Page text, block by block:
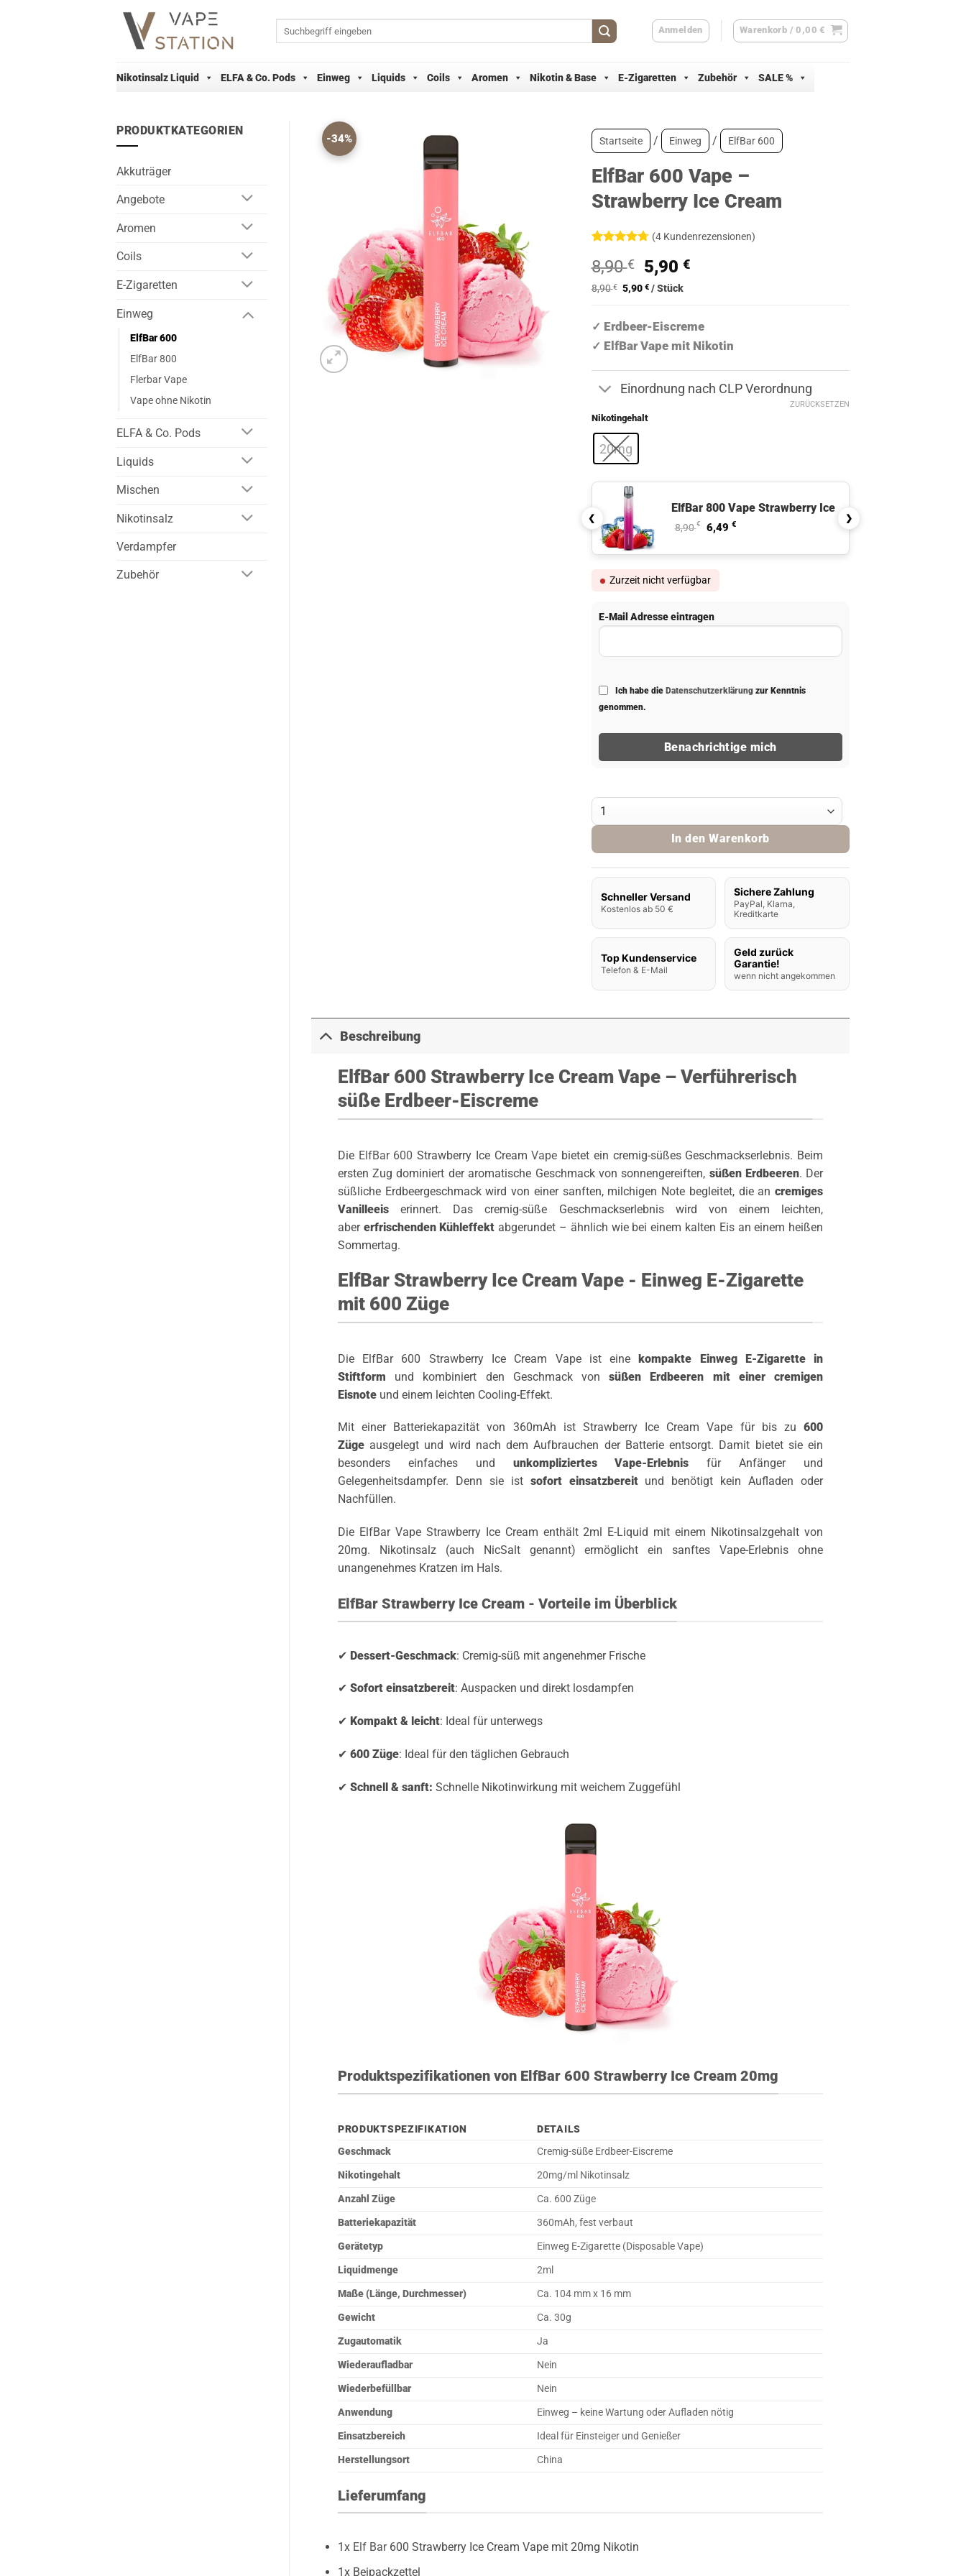
Anmelden Warenkorb /0,00€
Nikotinsalz Liquid ELFA & Co. Pods Einweg Liquids Coils Aromen Nikotin & Base E-Zigaretten Zubehör SALE %
PRODUKTKATEGORIEN
Akkuträger
Angebote
Aromen
Coils
E-Zigaretten
Einweg
ElfBar 600
ElfBar 800
Flerbar Vape
Vape ohne Nikotin
ELFA & Co. Pods
Liquids
Mischen
Nikotinsalz
Verdampfer
Zubehör
-34% Startseite / Einweg / ElfBar 600
ElfBar 600 Vape –
Strawberry Ice Cream
mit4.75
von 5,
basierend
(4 Kundenrezensionen)
8,90€
Ursprünglicher
Preis
8,90 €
5,90 €Aktueller
8,90€ 5,90 €/Stück
✓ Erdbeer-Eiscreme
✓ ElfBar Vape mit Nikotin
Einordnung nach CLP Verordnung
Nikotingehalt
20mg
ZURÜCKSETZEN
ElfBar 800 Vape Strawberry Ice
8,90€ Ursprünglicher Preis war: 8,90 €
6,49 €Aktueller Preis ist: 6,49 €.
❮ ❯
Zurzeit nicht verfügbar
E-Mail Adresse eintragen
Ich habe die Datenschutzerklärungzur Kenntnis
genommen.
Benachrichtige mich
ElfBar 600 Vape - Strawberry Ice Cream Menge
In den Warenkorb
Schneller Versand
Kostenlos ab 50 €
Sichere Zahlung
PayPal, Klarna,
Kreditkarte
Top Kundenservice
Telefon & E-Mail
Geld zurück
Garantie!
wenn nicht angekommen
Beschreibung
ElfBar 600 Strawberry Ice Cream Vape – Verführerisch
süße Erdbeer-Eiscreme
Die ElfBar 600 Strawberry Ice CreamVape bietet ein cremig-süßes Geschmackserlebnis. Beim
ersten Zug dominiert der aromatische Geschmack von sonnengereiften, süßen Erdbeeren. Der
süßliche Erdbeergeschmack wird von einer sanften, milchigen Note begleitet, die ancremiges
Vanilleeiserinnert. Das cremig-süße Geschmackserlebnis wird von einem leichten,
aber erfrischenden Kühleffekt abgerundet – ähnlich wie bei einem kalten Eis an einem heißen
Sommertag.
ElfBar Strawberry Ice Cream Vape - Einweg E-Zigarette
mit 600 Züge
Die ElfBar 600 Strawberry Ice Cream Vape ist einekompakte Einweg E-Zigarette in
Stiftform und kombiniert den Geschmack vonsüßen Erdbeeren mit einer cremigen
Eisnoteund einem leichten Cooling-Effekt.
Mit einer Batteriekapazität von 360mAh ist Strawberry Ice Cream Vape für bis zu600
Zügeausgelegt und wird nach dem Aufbrauchen der Batterie entsorgt. Damit bietet sie ein
besonders einfaches und unkompliziertes Vape-Erlebnis für Anfänger und
Gelegenheitsdampfer. Denn sie ist sofort einsatzbereitund benötigt kein Aufladen oder
Nachfüllen.
Die ElfBar Vape Strawberry Ice Cream enthält 2ml E-Liquid mit einem Nikotinsalzgehalt von
20mg. Nikotinsalz (auch NicSalt genannt) ermöglicht ein sanftes Vape-Erlebnis ohne
unangenehmes Kratzen im Hals.
ElfBar Strawberry Ice Cream - Vorteile im Überblick
✔ Dessert-Geschmack: Cremig-süß mit angenehmer Frische
✔ Sofort einsatzbereit: Auspacken und direkt losdampfen
✔ Kompakt & leicht: Ideal für unterwegs
✔ 600 Züge: Ideal für den täglichen Gebrauch
✔ Schnell & sanft: Schnelle Nikotinwirkung mit weichem Zuggefühl
Produktspezifikationen von ElfBar 600 Strawberry Ice Cream 20mg
PRODUKTSPEZIFIKATION
DETAILS
Geschmack
Cremig-süße Erdbeer-Eiscreme
Nikotingehalt
20mg/ml Nikotinsalz
Anzahl Züge
Ca. 600 Züge
Batteriekapazität
360mAh, fest verbaut
Gerätetyp
Einweg E-Zigarette (Disposable Vape)
Liquidmenge
2ml
Maße (Länge, Durchmesser)
Ca. 104 mm x 16 mm
Gewicht
Ca. 30g
Zugautomatik
Ja
Wiederaufladbar
Nein
Wiederbefüllbar
Nein
Anwendung
Einweg – keine Wartung oder Aufladen nötig
Einsatzbereich
Ideal für Einsteiger und Genießer
Herstellungsort
China
Lieferumfang
1x Elf Bar600 Strawberry Ice Cream Vape mit 20mg Nikotin
1x Beipackzettel